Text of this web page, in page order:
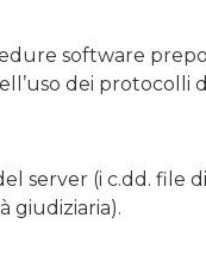
software
dei
server (i c.dd. file
giudiziaria).